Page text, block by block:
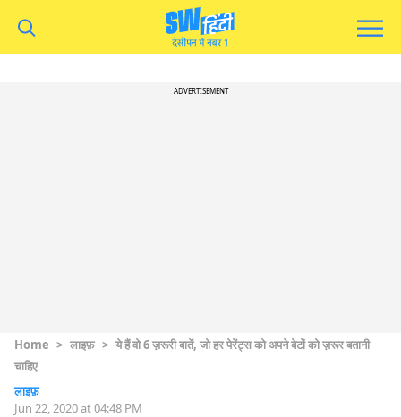
ADVERTISEMENT
Home > लाइफ़ > ये हैं वो 6 ज़रूरी बातें, जो हर पेरेंट्स को अपने बेटों को ज़रूर बतानी
चाहिए
लाइफ़
Jun 22, 2020 at 04:48 PM